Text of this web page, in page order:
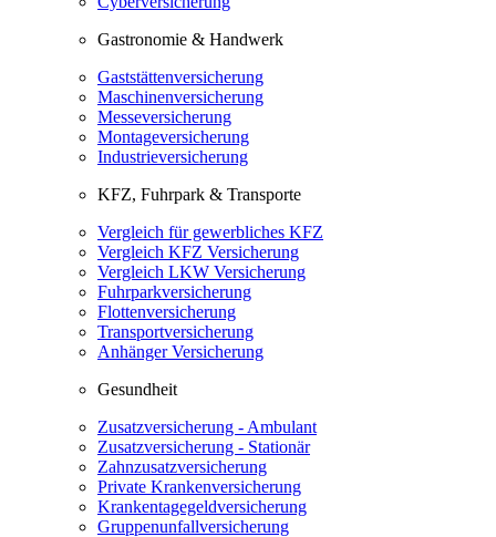
Gastronomie & Handwerk
Gaststättenversicherung
Maschinenversicherung
Messeversicherung
Montageversicherung
Industrieversicherung
KFZ, Fuhrpark & Transporte
Vergleich für gewerbliches KFZ
Vergleich KFZ Versicherung
Vergleich LKW Versicherung
Fuhrparkversicherung
Flottenversicherung
Transportversicherung
Anhänger Versicherung
Gesundheit
Zusatzversicherung - Ambulant
Zusatzversicherung - Stationär
Zahnzusatzversicherung
Private Krankenversicherung
Krankentagegeldversicherung
Gruppenunfallversicherung